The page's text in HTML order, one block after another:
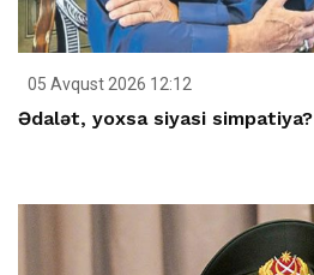
05 Avqust 2026 12:12
Ədalət, yoxsa siyasi simpatiya?